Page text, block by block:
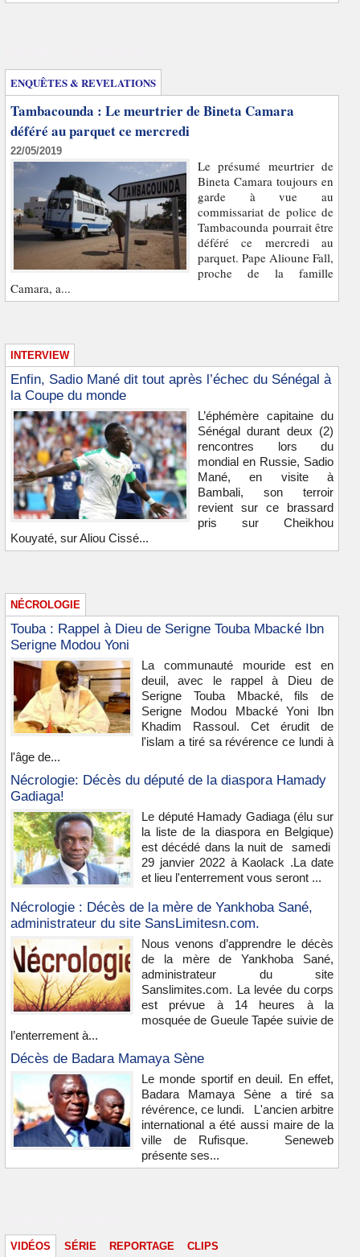
ENQUÊTES & REVELATIONS
Tambacounda : Le meurtrier de Bineta Camara
déféré au parquet ce mercredi
22/05/2019
Le présumé meurtrier de
Bineta Camara toujours en
garde à vue au
commissariat de police de
Tambacounda pourrait être
déféré ce mercredi au
parquet. Pape Alioune Fall,
proche de la famille
Camara, a...
INTERVIEW
Enfin, Sadio Mané dit tout après l’échec du Sénégal à
la Coupe du monde
L’éphémère capitaine du
Sénégal durant deux (2)
rencontres lors du
mondial en Russie, Sadio
Mané, en visite à
Bambali, son terroir
revient sur ce brassard
pris sur Cheikhou
Kouyaté, sur Aliou Cissé...
NÉCROLOGIE
Touba : Rappel à Dieu de Serigne Touba Mbacké Ibn
Serigne Modou Yoni
La communauté mouride est en
deuil, avec le rappel à Dieu de
Serigne Touba Mbacké, fils de
Serigne Modou Mbacké Yoni Ibn
Khadim Rassoul. Cet érudit de
l'islam a tiré sa révérence ce lundi à
l'âge de...
Nécrologie: Décès du député de la diaspora Hamady
Gadiaga!
Le député Hamady Gadiaga (élu sur
la liste de la diaspora en Belgique)
est décédé dans la nuit de samedi
29 janvier 2022 à Kaolack .La date
et lieu l'enterrement vous seront ...
Nécrologie : Décès de la mère de Yankhoba Sané,
administrateur du site SansLimitesn.com.
Nous venons d’apprendre le décès
de la mère de Yankhoba Sané,
administrateur du site
Sanslimites.com. La levée du corps
est prévue à 14 heures à la
mosquée de Gueule Tapée suivie de
l’enterrement à...
Décès de Badara Mamaya Sène
Le monde sportif en deuil. En effet,
Badara Mamaya Sène a tiré sa
révérence, ce lundi. L'ancien arbitre
international a été aussi maire de la
ville de Rufisque. Seneweb
présente ses...
VIDÉOS SÉRIE REPORTAGE CLIPS